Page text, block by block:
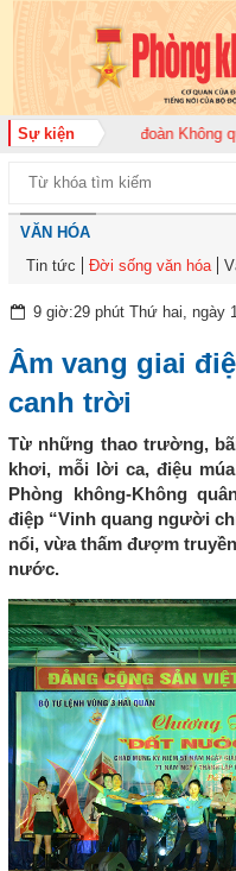
Sự kiện
2026 Trung đoàn Không quân
VĂN HÓA
Tin tức
Đời sống văn hóa
9 giờ:29 phút Thứ hai, ngày
Âm vang giai
canh trời
Từ những thao trường,
khơi, mỗi lời ca, điệu
Phòng không-Không
điệp “Vinh quang người
nổi, vừa thấm đượm
nước.